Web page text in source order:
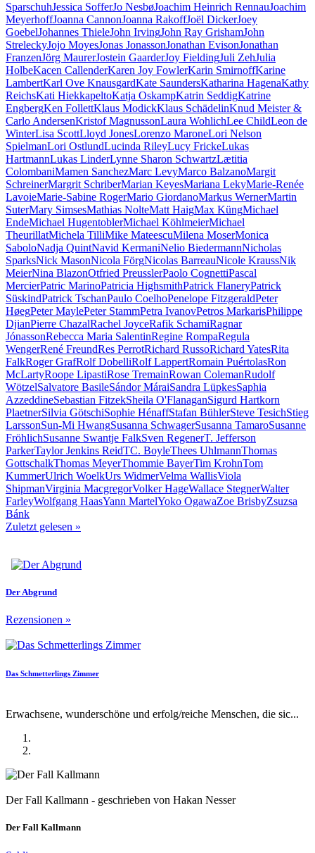
SparschuhJessica SofferJo NesbøJoachim Heinrich RennauJoachim
MeyerhoffJoanna CannonJoanna RakoffJoël DickerJoey
GoebelJohannes ThieleJohn IrvingJohn Ray GrishamJohn
StreleckyJojo MoyesJonas JonassonJonathan EvisonJonathan
FranzenJörg MaurerJostein GaarderJoy FieldingJuli ZehJulia
HolbeKacen CallenderKaren Joy FowlerKarin SmirnoffKarine
LambertKarl Ove KnausgardKate SaundersKatharina HagenaKathy
ReichsKati HiekkapeltoKatja OskampKatrin SeddigKatrine
EngbergKen FollettKlaus ModickKlaus SchädelinKnud Meister &
Carlo AndersenKristof MagnussonLaura WohlichLee ChildLeon de
WinterLisa ScottLloyd JonesLorenzo MaroneLori Nelson
SpielmanLori OstlundLucinda RileyLucy FrickeLukas
HartmannLukas LinderLynne Sharon SchwartzLætitia
ColombaniMamen SanchezMarc LevyMarco BalzanoMargit
SchreinerMargrit SchriberMarian KeyesMariana LekyMarie-Renée
LavoieMarie-Sabine RogerMario GiordanoMarkus WernerMartin
SuterMary SimsesMathias NolteMatt HaigMax KüngMichael
EndeMichael HugentoblerMichael KöhlmeierMichael
TheurillatMichela TilliMike MateescuMilena MoserMonica
SaboloNadja QuintNavid KermaniNelio BiedermannNicholas
SparksNick MasonNicola FörgNicolas BarreauNicole KraussNik
MeierNina BlazonOtfried PreusslerPaolo CognettiPascal
MercierPatric MarinoPatricia HighsmithPatrick FlaneryPatrick
SüskindPatrick TschanPaulo CoelhoPenelope FitzgeraldPeter
HøegPeter MaylePeter StammPetra IvanovPetros MarkarisPhilippe
DjianPierre ChazalRachel JoyceRafik SchamiRagnar
JónassonRebecca Maria SalentinRegine RompaRegula
WengerRené FreundRes PerrotRichard RussoRichard YatesRita
FalkRoger GrafRolf DobelliRolf LappertRomain PuértolasRon
McLartyRoope LipastiRose TremainRowan ColemanRudolf
WötzelSalvatore BasileSándor MáraiSandra LüpkesSaphia
AzzeddineSebastian FitzekSheila O'FlanaganSigurd Hartkorn
PlaetnerSilvia GötschiSophie HénaffStafan BühlerSteve TesichStieg
LarssonSun-Mi HwangSusanna SchwagerSusanna TamaroSusanne
FröhlichSusanne Swantje FalkSven RegenerT. Jefferson
ParkerTaylor Jenkins ReidTC. BoyleThees UhlmannThomas
GottschalkThomas MeyerThommie BayerTim KrohnTom
KummerUlrich WoelkUrs WidmerVelma WallisViola
ShipmanVirginia MacgregorVolker HageWallace StegnerWalter
FarleyWolfgang HaasYann MartelYoko OgawaZoe BrisbyZsuzsa
Bánk
Zuletzt gelesen »
Der Abgrund
Rezensionen »
Das Schmetterlings Zimmer
Erwachsene, wunderschöne und erfolg/reiche Menschen, die sic...
Der Fall Kallmann - geschrieben von Hakan Nesser
Der Fall Kallmann